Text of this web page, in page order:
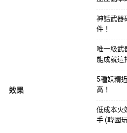
效果
神話武器
件！
唯一級武
能成就這
5種妖精
高！
低成本火
手 (韓國